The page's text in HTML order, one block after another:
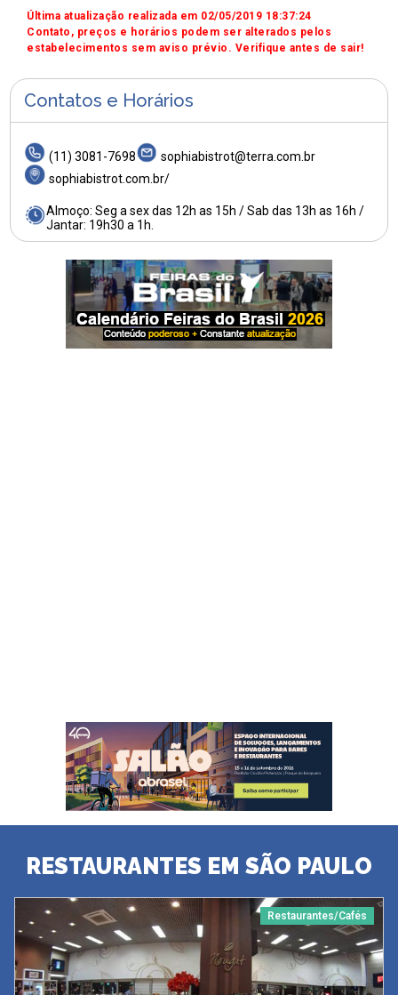
Última atualização realizada em 02/05/2019 18:37:24
Contato, preços e horários podem ser alterados pelos
estabelecimentos sem aviso prévio. Verifique antes de sair!
Contatos e Horários
(11) 3081-7698
sophiabistrot@terra.com.br
sophiabistrot.com.br/
Almoço: Seg a sex das 12h as 15h / Sab das 13h as 16h /
Jantar: 19h30 a 1h.
RESTAURANTES EM SÃO PAULO
Restaurantes/Cafés